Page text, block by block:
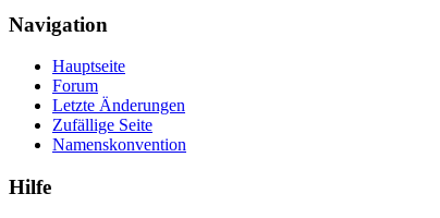
Navigation
Hauptseite
Forum
Letzte Änderungen
Zufällige Seite
Namenskonvention
Hilfe